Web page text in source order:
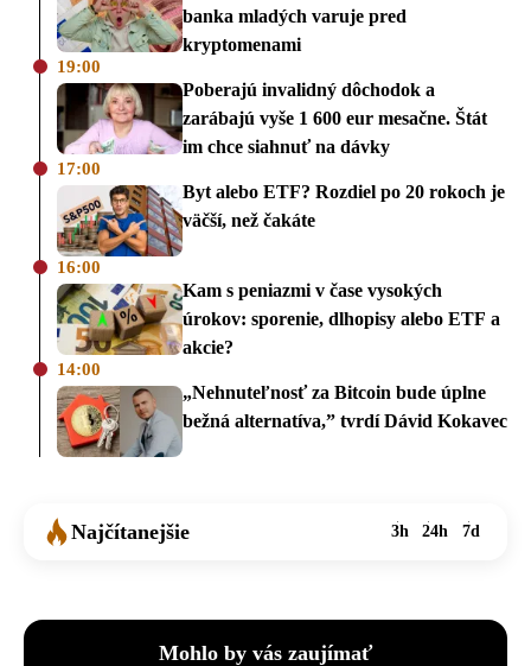
banka mladých varuje pred
kryptomenami
19:00
Poberajú invalidný dôchodok a
zarábajú vyše 1 600 eur mesačne. Štát
im chce siahnuť na dávky
17:00
Byt alebo ETF? Rozdiel po 20 rokoch je
väčší, než čakáte
16:00
Kam s peniazmi v čase vysokých
úrokov: sporenie, dlhopisy alebo ETF a
akcie?
14:00
„Nehnuteľnosť za Bitcoin bude úplne
bežná alternatíva,” tvrdí Dávid Kokavec
Najčítanejšie 3h 24h 7d
Mohlo by vás zaujímať